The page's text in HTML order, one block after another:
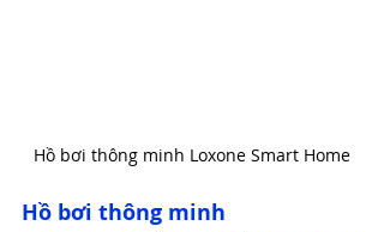
Hồ bơi thông minh Loxone Smart Home
Hồ bơi thông minh